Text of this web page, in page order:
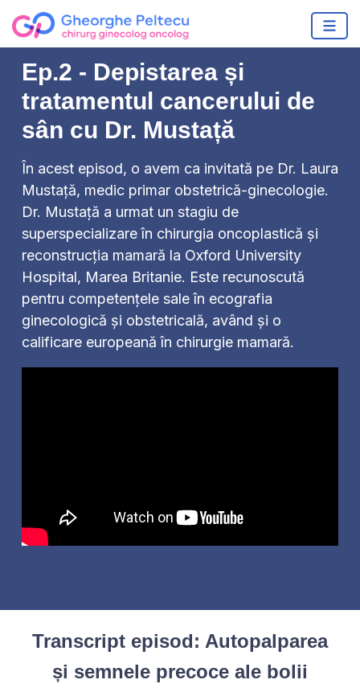
Ep.2 - Depistarea și
tratamentul cancerului de
sân cu Dr. Mustață
În acest episod, o avem ca invitată pe Dr. Laura
Mustață, medic primar obstetrică-ginecologie.
Dr. Mustață a urmat un stagiu de
superspecializare în chirurgia oncoplastică și
reconstrucția mamară la Oxford University
Hospital, Marea Britanie. Este recunoscută
pentru competențele sale în ecografia
ginecologică și obstetricală, având și o
calificare europeană în chirurgie mamară.
Transcript episod: Autopalparea
și semnele precoce ale bolii